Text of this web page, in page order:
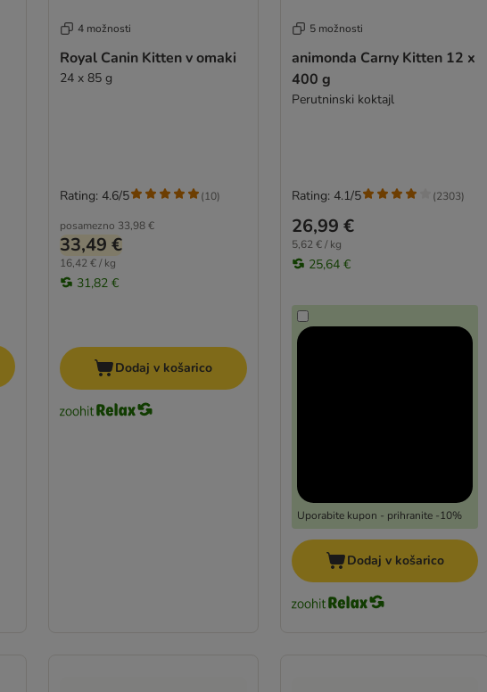
4 možnosti
Royal Canin Kitten v omaki
24 x 85 g
posamezno 33,98 €
33,49 €
16,42 € / kg
31,82 €
Rating: 4.6/5 (10)
Dodaj v košarico
5 možnosti
animonda Carny Kitten 12 x
400 g
Perutninski koktajl
26,99 €
5,62 € / kg
25,64 €
Uporabite kupon - prihranite -10%
Rating: 4.1/5 (2303)
Dodaj v košarico